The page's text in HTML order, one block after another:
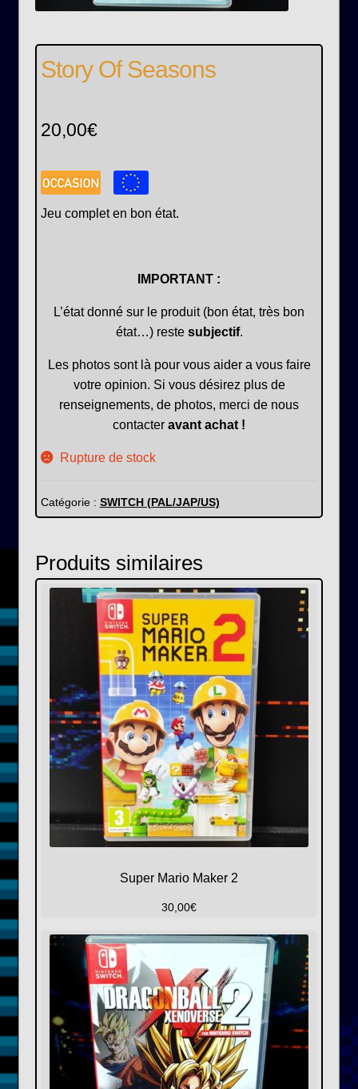
Story Of Seasons
20,00€
Jeu complet en bon état.
IMPORTANT :
L’état donné sur le produit (bon état, très bon
état…) reste subjectif.
Les photos sont là pour vous aider a vous faire
votre opinion. Si vous désirez plus de
renseignements, de photos, merci de nous
contacter avant achat !
Rupture de stock
Catégorie : SWITCH (PAL/JAP/US)
Produits similaires
Super Mario Maker 2
30,00€